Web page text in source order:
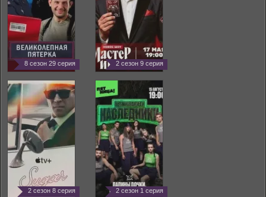
8 сезон 29 серия 2 сезон 9 серия
2 сезон 8 серия 2 сезон 1 серия